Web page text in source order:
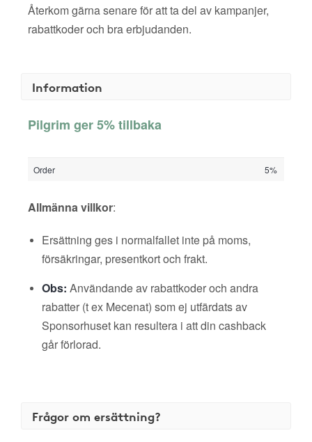
Återkom gärna senare för att ta del av kampanjer,
rabattkoder och bra erbjudanden.
Information
Pilgrim ger 5% tillbaka
Order 5%
Allmänna villkor:
Ersättning ges i normalfallet inte på moms,
försäkringar, presentkort och frakt.
Obs: Användande av rabattkoder och andra
rabatter (t ex Mecenat) som ej utfärdats av
Sponsorhuset kan resultera i att din cashback
går förlorad.
Frågor om ersättning?